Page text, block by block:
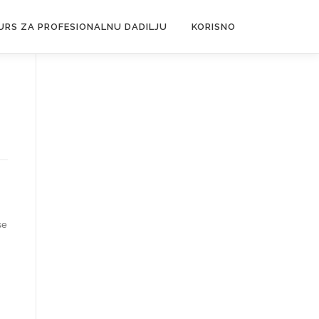
ZA PROFESIONALNU DADILJU KORISNO